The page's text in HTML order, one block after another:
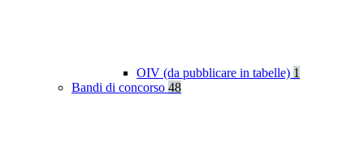
OIV (da pubblicare in tabelle) 1
Bandi di concorso 48